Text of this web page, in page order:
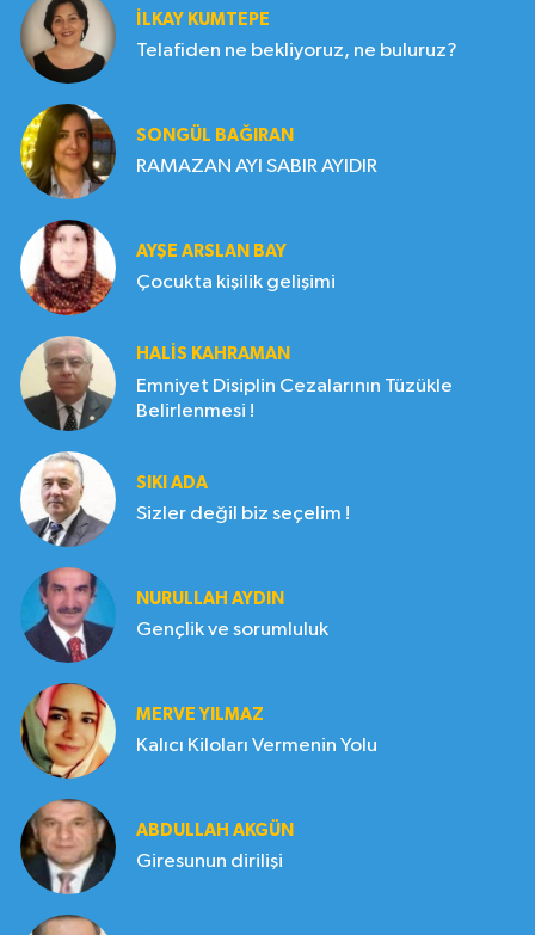
İLKAY KUMTEPE
Telafiden ne bekliyoruz, ne buluruz?
SONGÜL BAĞIRAN
RAMAZAN AYI SABIR AYIDIR
AYŞE ARSLAN BAY
Çocukta kişilik gelişimi
HALIS KAHRAMAN
Emniyet Disiplin Cezalarının Tüzükle
Belirlenmesi !
SIKI ADA
Sizler değil biz seçelim !
NURULLAH AYDIN
Gençlik ve sorumluluk
MERVE YILMAZ
Kalıcı Kiloları Vermenin Yolu
ABDULLAH AKGÜN
Giresunun dirilişi